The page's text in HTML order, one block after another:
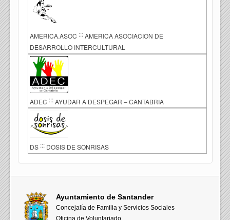
AMERICA.ASOC ::: AMERICA ASOCIACION DE
DESARROLLO INTERCULTURAL
ADEC ::: AYUDAR A DESPEGAR – CANTABRIA
DS ::: DOSIS DE SONRISAS
Ayuntamiento de Santander
Concejalía de Familia y Servicios Sociales
Oficina de Voluntariado